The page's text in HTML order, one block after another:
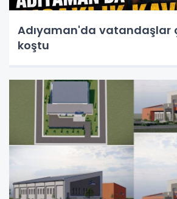
Adıyaman'da vatandaşlar
koştu